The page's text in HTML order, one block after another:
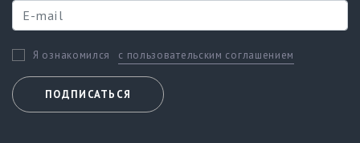
Я ознакомился с пользовательским соглашением
ПОДПИСАТЬСЯ